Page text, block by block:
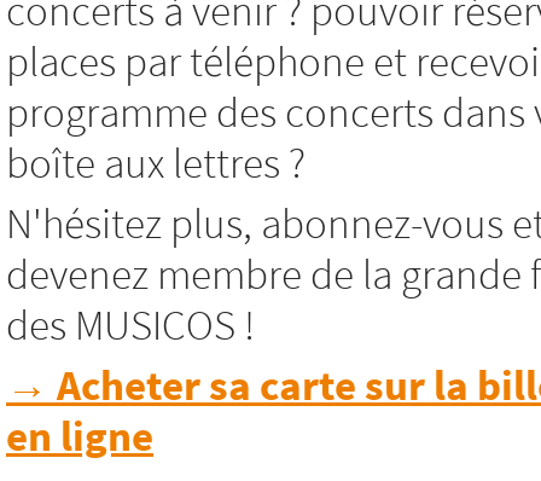
places par téléphone et
programme des concerts dans
boîte aux lettres ?
N'hésitez plus, abonnez-vous
devenez membre de la grande
des MUSICOS !
→ Acheter sa carte sur la
en ligne